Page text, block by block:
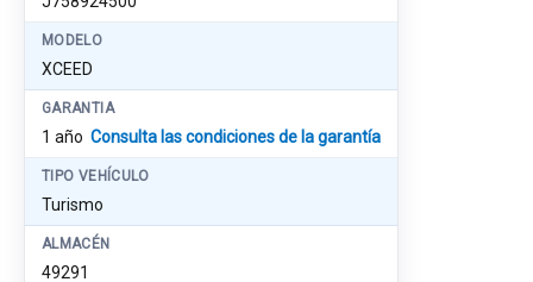
MODELO
XCEED
GARANTIA
1 año Consulta las condiciones de la garantía
TIPO VEHÍCULO
Turismo
ALMACÉN
49291